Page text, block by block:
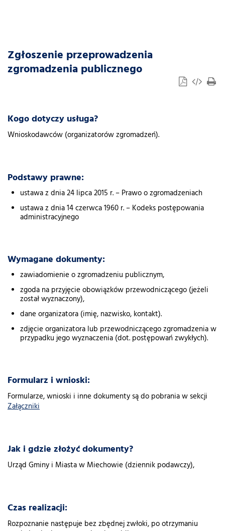
Zgłoszenie przeprowadzenia
zgromadzenia publicznego
Kogo dotyczy usługa?
Wnioskodawców (organizatorów zgromadzeń).
Podstawy prawne:
ustawa z dnia 24 lipca 2015 r. – Prawo o zgromadzeniach
ustawa z dnia 14 czerwca 1960 r. – Kodeks postępowania
administracyjnego
Wymagane dokumenty:
zawiadomienie o zgromadzeniu publicznym,
zgoda na przyjęcie obowiązków przewodniczącego (jeżeli
został wyznaczony),
dane organizatora (imię, nazwisko, kontakt).
zdjęcie organizatora lub przewodniczącego zgromadzenia w
przypadku jego wyznaczenia (dot. postępowań zwykłych).
Formularz i wnioski:
Formularze, wnioski i inne dokumenty są do pobrania w sekcji
Załączniki
Jak i gdzie złożyć dokumenty?
Urząd Gminy i Miasta w Miechowie (dziennik podawczy),
Czas realizacji:
Rozpoznanie następuje bez zbędnej zwłoki, po otrzymaniu